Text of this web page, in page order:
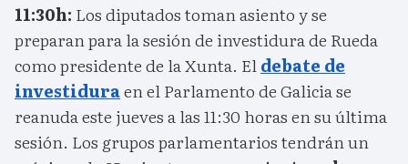
11:30h: Los diputados toman asiento y se
preparan para la sesión de investidura de Rueda
como presidente de la Xunta. Eldebate de
investiduraen el Parlamento de Galicia se
reanuda este jueves a las 11:30 horas en su última
sesión. Los grupos parlamentarios tendrán un